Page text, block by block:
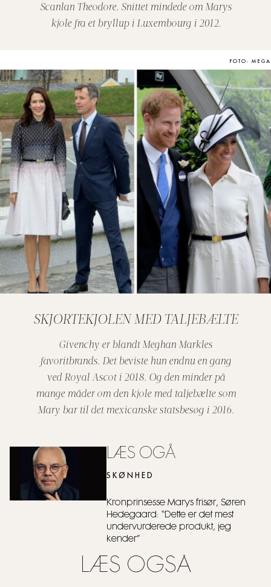
Scanlan Theodore. Snittet mindede om Marys
kjole fra et bryllup i Luxembourg i 2012.
FOTO: MEGA
SKJORTEKJOLEN MED TALJEBÆLTE
Givenchy er blandt Meghan Markles
favoritbrands. Det beviste hun endnu en gang
ved Royal Ascot i 2018. Og den minder på
mange måder om den kjole med taljebælte som
Mary bar til det mexicanske statsbesøg i 2016.
LÆS OGÅ
SKØNHED
Kronprinsesse Marys frisør, Søren
Hedegaard: “Dette er det mest
undervurderede produkt, jeg
kender”
LÆS OGSÅ